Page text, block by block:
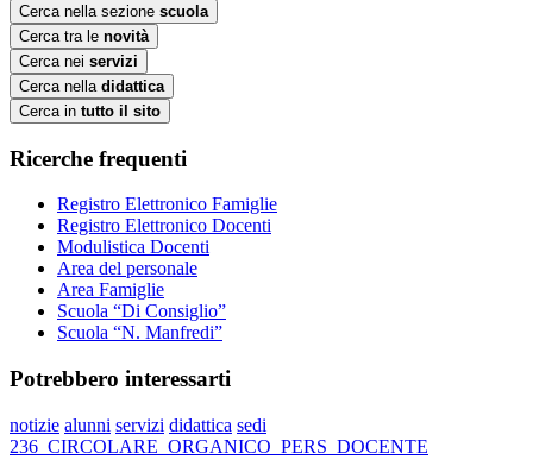
Cerca nella sezione scuola
Cerca tra le novità
Cerca nei servizi
Cerca nella didattica
Cerca in tutto il sito
Ricerche frequenti
Registro Elettronico Famiglie
Registro Elettronico Docenti
Modulistica Docenti
Area del personale
Area Famiglie
Scuola “Di Consiglio”
Scuola “N. Manfredi”
Potrebbero interessarti
notizie alunni servizi didattica sedi
236_CIRCOLARE_ORGANICO_PERS_DOCENTE